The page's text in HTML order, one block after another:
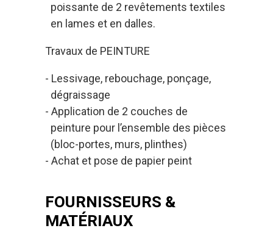
poissante de 2 revêtements textiles
en lames et en dalles.
Travaux de PEINTURE
Lessivage, rebouchage, ponçage,
dégraissage
Application de 2 couches de
peinture pour l’ensemble des pièces
(bloc-portes, murs, plinthes)
Achat et pose de papier peint
FOURNISSEURS &
MATÉRIAUX